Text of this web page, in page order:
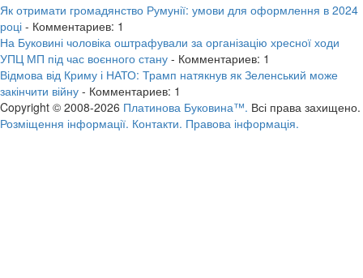
Як отримати громадянство Румунії: умови для оформлення в 2024
році - Комментариев: 1
На Буковині чоловіка оштрафували за організацію хресної ходи
УПЦ МП під час воєнного стану - Комментариев: 1
Відмова від Криму і НАТО: Трамп натякнув як Зеленський може
закінчити війну - Комментариев: 1
Copyright © 2008-2026 Платинова Буковина™. Всі права захищено.
Розміщення інформації. Контакти. Правова інформація.